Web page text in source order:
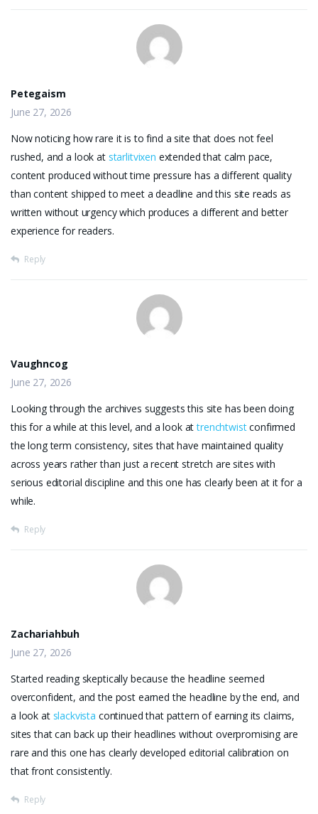
Petegaism
June 27, 2026
Now noticing how rare it is to find a site that does not feel
rushed, and a look at starlitvixen extended that calm pace,
content produced without time pressure has a different quality
than content shipped to meet a deadline and this site reads as
written without urgency which produces a different and better
experience for readers.
Reply
Vaughncog
June 27, 2026
Looking through the archives suggests this site has been doing
this for a while at this level, and a look attrenchtwistconfirmed
the long term consistency, sites that have maintained quality
across years rather than just a recent stretch are sites with
serious editorial discipline and this one has clearly been at it for a
while.
Reply
Zachariahbuh
June 27, 2026
Started reading skeptically because the headline seemed
overconfident, and the post earned the headline by the end, and
a look at slackvista continued that pattern of earning its claims,
sites that can back up their headlines without overpromising are
rare and this one has clearly developed editorial calibration on
that front consistently.
Reply